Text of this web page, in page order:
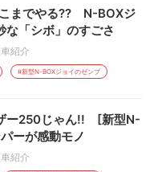
までやる?? N-BOXジ
な「シボ」のすごさ
紹介
#新型N-BOXジョイのゼンブ
ー250じゃん!! [新型N-
ーが感動モノ
紹介